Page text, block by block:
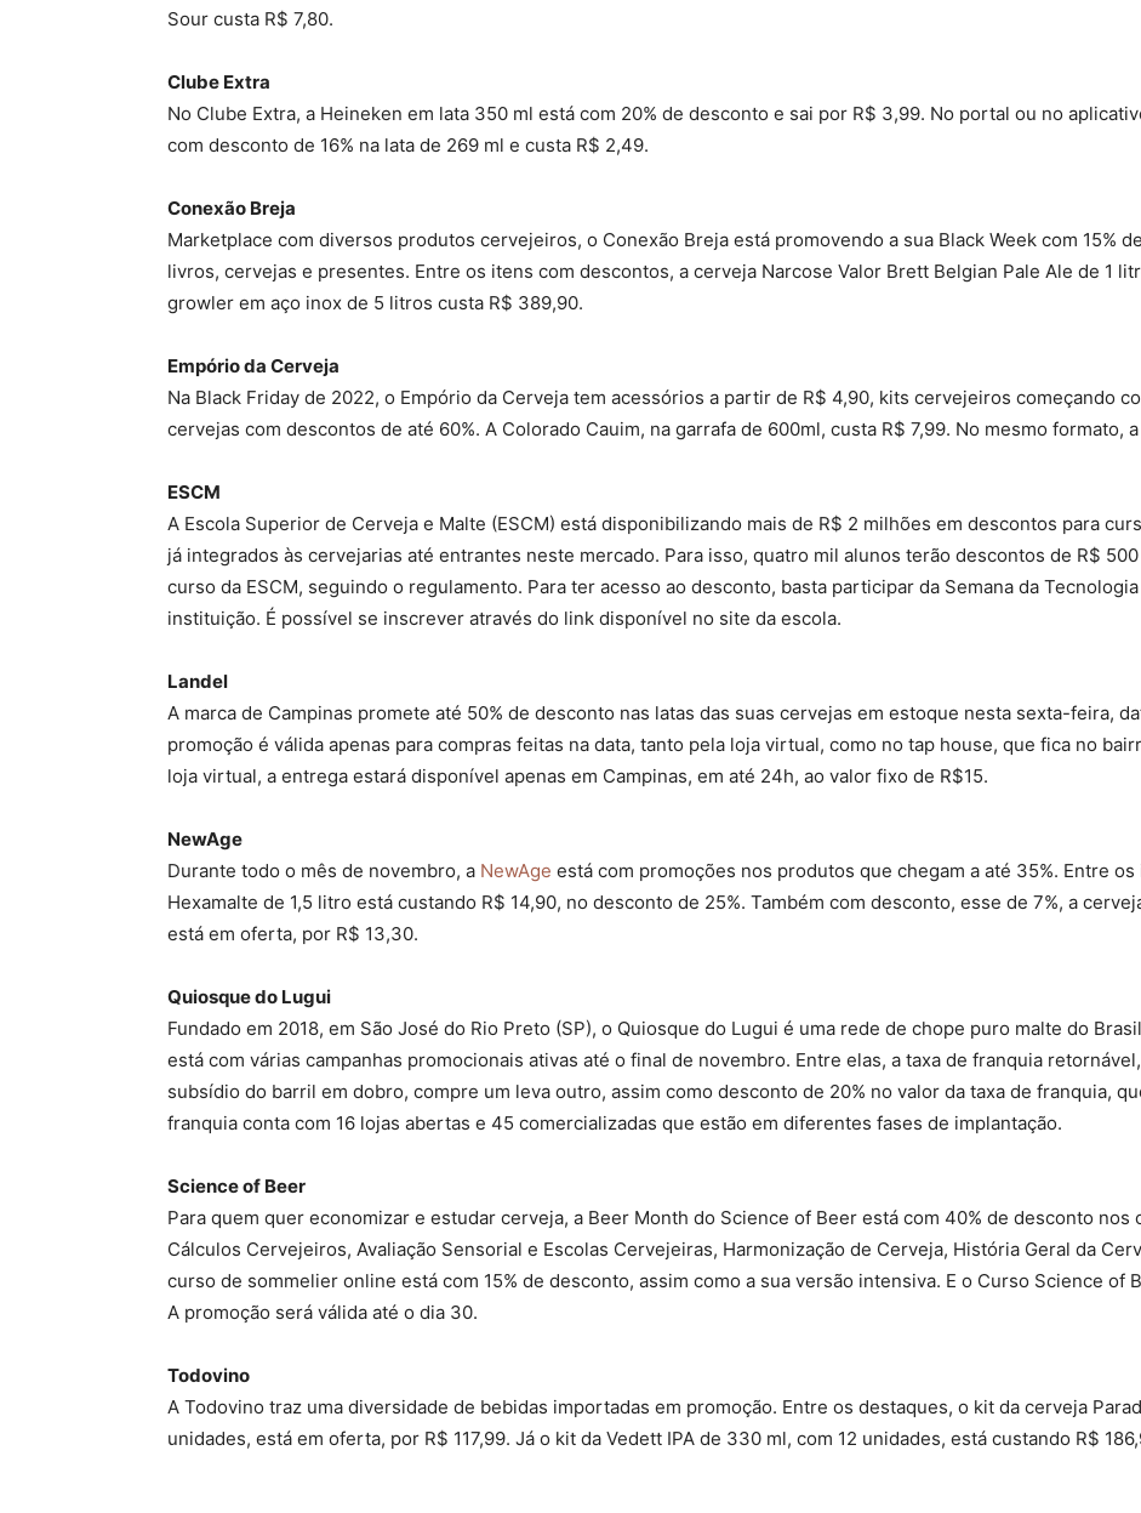
Sour custa R$ 7,80.
Clube Extra
No Clube Extra, a Heineken em lata 350 ml está com 20% de desconto e sai por R$ 3,99. No portal ou no
com desconto de 16% na lata de 269 ml e custa R$ 2,49.
Conexão Breja
Marketplace com diversos produtos cervejeiros, o Conexão Breja está promovendo a sua Black Week com 15%
livros, cervejas e presentes. Entre os itens com descontos, a cerveja Narcose Valor Brett Belgian Pale Ale de 1
growler em aço inox de 5 litros custa R$ 389,90.
Empório da Cerveja
Na Black Friday de 2022, o Empório da Cerveja tem acessórios a partir de R$ 4,90, kits cervejeiros começando
cervejas com descontos de até 60%. A Colorado Cauim, na garrafa de 600ml, custa R$ 7,99. No mesmo formato,
ESCM
A Escola Superior de Cerveja e Malte (ESCM) está disponibilizando mais de R$ 2 milhões em descontos para
já integrados às cervejarias até entrantes neste mercado. Para isso, quatro mil alunos terão descontos de R$
curso da ESCM, seguindo o regulamento. Para ter acesso ao desconto, basta participar da Semana da
instituição. É possível se inscrever através do link disponível no site da escola.
Landel
A marca de Campinas promete até 50% de desconto nas latas das suas cervejas em estoque nesta sexta-feira,
promoção é válida apenas para compras feitas na data, tanto pela loja virtual, como no tap house, que fica no
loja virtual, a entrega estará disponível apenas em Campinas, em até 24h, ao valor fixo de R$15.
NewAge
Durante todo o mês de novembro, a NewAge está com promoções nos produtos que chegam a até 35%. Entre
Hexamalte de 1,5 litro está custando R$ 14,90, no desconto de 25%. Também com desconto, esse de 7%, a
está em oferta, por R$ 13,30.
Quiosque do Lugui
Fundado em 2018, em São José do Rio Preto (SP), o Quiosque do Lugui é uma rede de chope puro malte do
está com várias campanhas promocionais ativas até o final de novembro. Entre elas, a taxa de franquia
subsídio do barril em dobro, compre um leva outro, assim como desconto de 20% no valor da taxa de franquia,
franquia conta com 16 lojas abertas e 45 comercializadas que estão em diferentes fases de implantação.
Science of Beer
Para quem quer economizar e estudar cerveja, a Beer Month do Science of Beer está com 40% de desconto nos
Cálculos Cervejeiros, Avaliação Sensorial e Escolas Cervejeiras, Harmonização de Cerveja, História Geral da
curso de sommelier online está com 15% de desconto, assim como a sua versão intensiva. E o Curso Science of
A promoção será válida até o dia 30.
Todovino
A Todovino traz uma diversidade de bebidas importadas em promoção. Entre os destaques, o kit da cerveja
unidades, está em oferta, por R$ 117,99. Já o kit da Vedett IPA de 330 ml, com 12 unidades, está custando R$